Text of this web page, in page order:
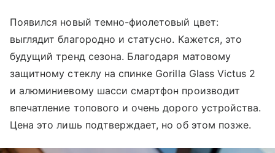
Появился новый темно-фиолетовый цвет:
выглядит благородно и статусно. Кажется, это
будущий тренд сезона. Благодаря матовому
защитному стеклу на спинке Gorilla Glass Victus 2
и алюминиевому шасси смартфон производит
впечатление топового и очень дорого устройства.
Цена это лишь подтверждает, но об этом позже.